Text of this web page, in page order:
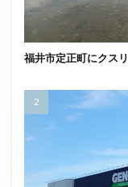
福井市定正町にクス